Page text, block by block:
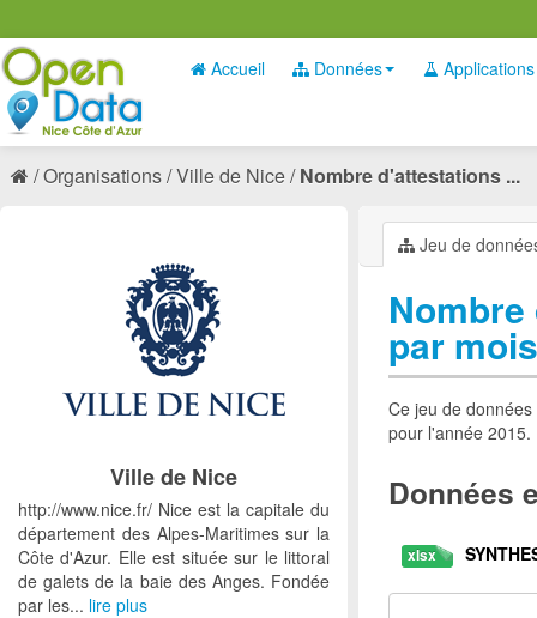
Accueil Données Applications
Organisations Ville de Nice Nombre d'attestations ...
Jeu de
par
Ce jeu de
pour l'année 2015.
Données
xlsx
Ville de Nice
http://www.nice.fr/ Nice est la capitale du
département des Alpes-Maritimes sur la
Côte d'Azur. Elle est située sur le littoral
de galets de la baie des Anges. Fondée
par les... lire plus